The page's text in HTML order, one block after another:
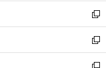
で
開
く
ド
ウ
で
開
く
ウ
ィ
ン
ド
ウ
で
し
い
ウ
ィ
ン
新
し
い
ウ
新
し